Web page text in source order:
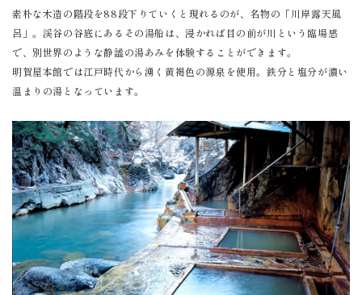
素朴な木造の階段を88段下りていくと現れるのが、名物の「川岸露天風
呂」。渓谷の谷底にあるその湯船は、浸かれば目の前が川という臨場感
で、別世界のような静謐の湯あみを体験することができます。
明賀屋本館では江戸時代から湧く黄褐色の源泉を使用。鉄分と塩分が濃い
温まりの湯となっています。